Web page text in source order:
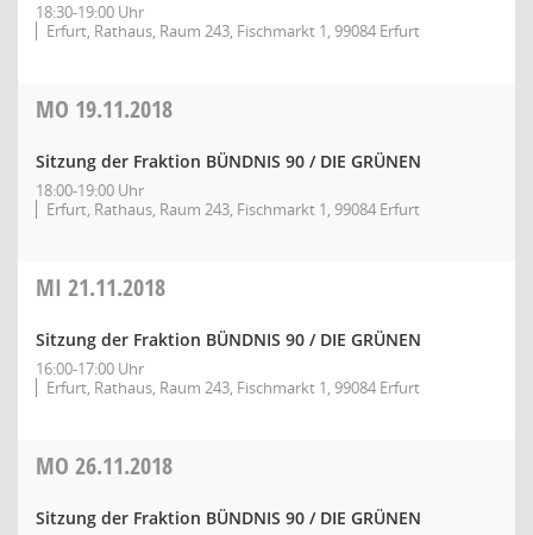
18:30-19:00 Uhr
Erfurt, Rathaus, Raum 243, Fischmarkt 1, 99084 Erfurt
MO 19.11.2018
Sitzung der Fraktion BÜNDNIS 90 / DIE GRÜNEN
18:00-19:00 Uhr
Erfurt, Rathaus, Raum 243, Fischmarkt 1, 99084 Erfurt
MI 21.11.2018
Sitzung der Fraktion BÜNDNIS 90 / DIE GRÜNEN
16:00-17:00 Uhr
Erfurt, Rathaus, Raum 243, Fischmarkt 1, 99084 Erfurt
MO 26.11.2018
Sitzung der Fraktion BÜNDNIS 90 / DIE GRÜNEN